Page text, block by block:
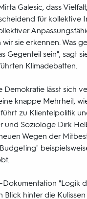
Galesic, dass
für kollektive
wir sie erkennen. Was
Gegenteil sein", sagt
Klimadebatten.
Demokratie lässt sich
knappe Mehrheit,
zu Klientelpolitik
und Soziologe Dirk
Wegen der
Dokumentation "Logik
Blick hinter die